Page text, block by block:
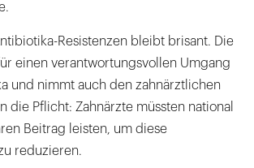
Resistenzen bleibt brisant. Die
einen verantwortungsvollen Umgang
und nimmt auch den zahnärztlichen
die Pflicht: Zahnärzte müssten national
Beitrag leisten, um diese
reduzieren.